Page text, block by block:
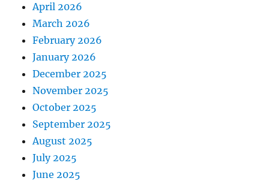
April 2026
March 2026
February 2026
January 2026
December 2025
November 2025
October 2025
September 2025
August 2025
July 2025
June 2025